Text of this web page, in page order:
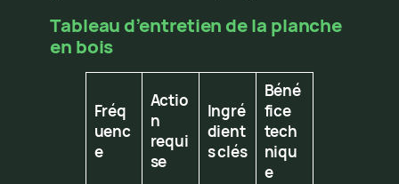
Tableau d’entretien de la planche
en bois
Fréq
uenc
e
Actio
n
requi
se
Ingré
dient
s clés
Béné
fice
tech
niqu
e